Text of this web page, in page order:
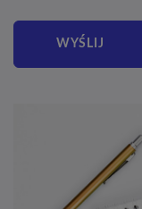
WYŚLIJ